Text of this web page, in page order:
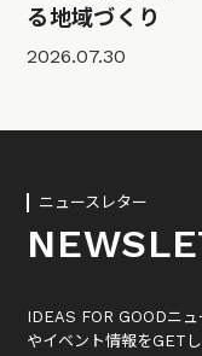
る地域づくり
2026.07.30
ニュースレター
IDEAS FOR GOODニ
やイベント情報をGETし